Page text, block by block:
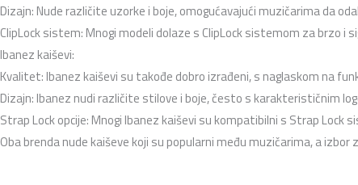
Dizajn: Nude različite uzorke i boje, omogućavajući muzičarima da
ClipLock sistem: Mnogi modeli dolaze s ClipLock sistemom za brzo
Ibanez kaiševi:
Kvalitet: Ibanez kaiševi su takođe dobro izrađeni, s naglaskom na
Dizajn: Ibanez nudi različite stilove i boje, često s karakterističnim
Strap Lock opcije: Mnogi Ibanez kaiševi su kompatibilni s Strap
Oba brenda nude kaiševe koji su popularni među muzičarima, a